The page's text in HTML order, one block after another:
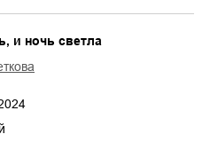
и ночь светла